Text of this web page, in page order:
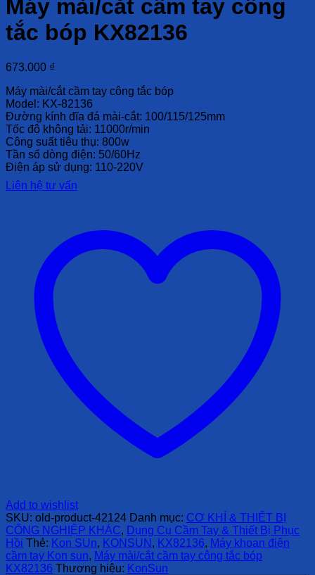
Máy mài/cắt cầm tay công
tắc bóp KX82136
673.000 ₫
Máy mài/cắt cầm tay công tắc bóp
Model: KX-82136
Đường kính đĩa đá mài-cắt: 100/115/125mm
Tốc độ không tải: 11000r/min
Công suất tiêu thụ: 800w
Tần số dòng điện: 50/60Hz
Điện áp sử dụng: 110-220V
Liên hệ tư vấn
Add to wishlist
SKU: old-product-42124 Danh mục: CƠ KHÍ & THIẾT BỊ
CÔNG NGHIỆP KHÁC, Dụng Cụ Cầm Tay & Thiết Bị Phục
Hồi Thẻ: Kon SUn, KONSUN , KX82136, Máy khoan điện
cầm tay Kon sun, Máy mài/cắt cầm tay công tắc bóp
KX82136 Thương hiệu: KonSun